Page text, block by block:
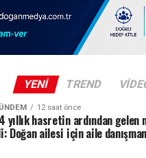
YENI TREND
12 saat önce
yıllık hasretin ardından gelen
Doğan ailesi için aile